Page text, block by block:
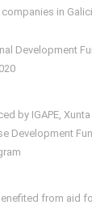
in
Development
by IGAPE,
Development
from aid